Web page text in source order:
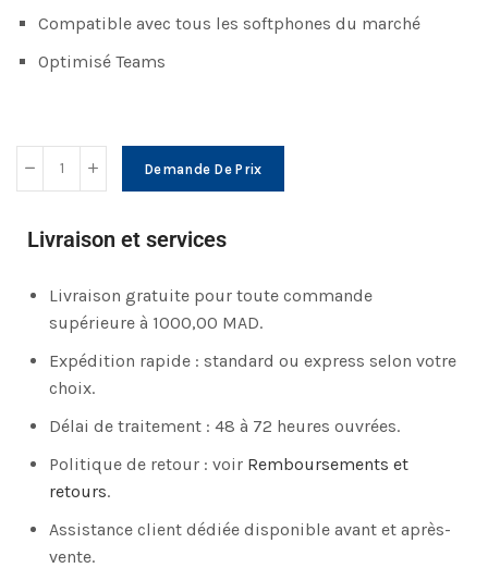
Compatible avec tous les softphones du marché
Optimisé Teams
Demande De Prix
Livraison et services
Livraison gratuite pour toute commande
supérieure à 1000,00 MAD.
Expédition rapide : standard ou express selon votre
choix.
Délai de traitement : 48 à 72 heures ouvrées.
Politique de retour : voir Remboursements et
retours.
Assistance client dédiée disponible avant et après-
vente.